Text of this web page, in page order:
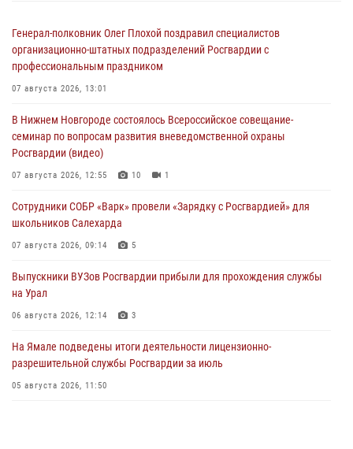
Генерал-полковник Олег Плохой поздравил специалистов
организационно-штатных подразделений Росгвардии с
профессиональным праздником
07 августа 2026, 13:01
В Нижнем Новгороде состоялось Всероссийское совещание-
семинар по вопросам развития вневедомственной охраны
Росгвардии (видео)
07 августа 2026, 12:55 10 1
Сотрудники СОБР «Варк» провели «Зарядку с Росгвардией» для
школьников Салехарда
07 августа 2026, 09:14 5
Выпускники ВУЗов Росгвардии прибыли для прохождения службы
на Урал
06 августа 2026, 12:14 3
На Ямале подведены итоги деятельности лицензионно-
разрешительной службы Росгвардии за июль
05 августа 2026, 11:50